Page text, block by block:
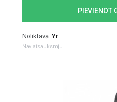
PIEVIENOT
Noliktavā: Yr
Nav atsauksmju